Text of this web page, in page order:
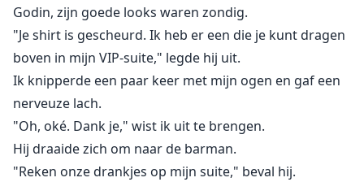
Godin, zijn goede looks waren zondig.
"Je shirt is gescheurd. Ik heb er een die je kunt dragen
boven in mijn VIP-suite," legde hij uit.
Ik knipperde een paar keer met mijn ogen en gaf een
nerveuze lach.
"Oh, oké. Dank je," wist ik uit te brengen.
Hij draaide zich om naar de barman.
"Reken onze drankjes op mijn suite," beval hij.